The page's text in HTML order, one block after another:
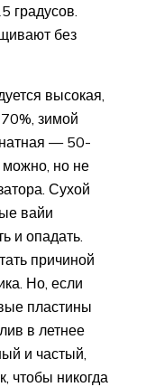
градусов.
без
высокая,
зимой
— 50-
можно, но не
Сухой
вайи
и опадать.
причиной
Но, если
пластины
в летнее
и частый,
чтобы никогда